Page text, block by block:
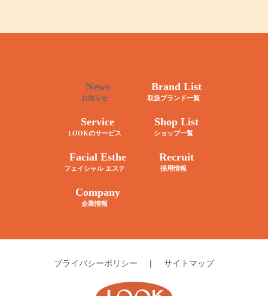
News
お知らせ
Brand List
取扱ブランド一覧
Service
LOOKのサービス
Shop List
ショップ一覧
Facial Esthe
フェイシャル エステ
Recruit
採用情報
Company
企業情報
プライバシーポリシー | サイトマップ